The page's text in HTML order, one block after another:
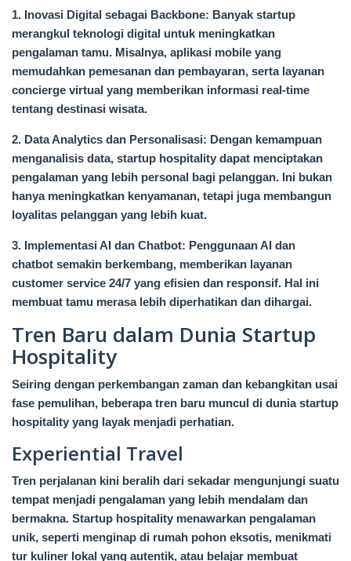
1. Inovasi Digital sebagai Backbone: Banyak startup
merangkul teknologi digital untuk meningkatkan
pengalaman tamu. Misalnya, aplikasi mobile yang
memudahkan pemesanan dan pembayaran, serta layanan
concierge virtual yang memberikan informasi real-time
tentang destinasi wisata.
2. Data Analytics dan Personalisasi: Dengan kemampuan
menganalisis data, startup hospitality dapat menciptakan
pengalaman yang lebih personal bagi pelanggan. Ini bukan
hanya meningkatkan kenyamanan, tetapi juga membangun
loyalitas pelanggan yang lebih kuat.
3. Implementasi AI dan Chatbot: Penggunaan AI dan
chatbot semakin berkembang, memberikan layanan
customer service 24/7 yang efisien dan responsif. Hal ini
membuat tamu merasa lebih diperhatikan dan dihargai.
Tren Baru dalam Dunia Startup
Hospitality
Seiring dengan perkembangan zaman dan kebangkitan usai
fase pemulihan, beberapa tren baru muncul di dunia startup
hospitality yang layak menjadi perhatian.
Experiential Travel
Tren perjalanan kini beralih dari sekadar mengunjungi suatu
tempat menjadi pengalaman yang lebih mendalam dan
bermakna. Startup hospitality menawarkan pengalaman
unik, seperti menginap di rumah pohon eksotis, menikmati
tur kuliner lokal yang autentik, atau belajar membuat